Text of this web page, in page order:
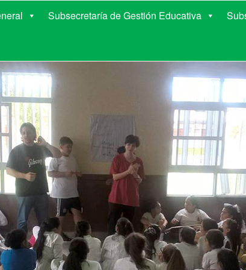
DE
Subsecretaría de Gestión Educativa